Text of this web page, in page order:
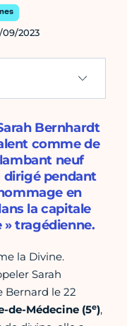
2023
Bernhardt
comme de
neuf
dirigé pendant
en
la capitale
» tragédienne.
la Divine.
Sarah
Bernard le 22
de-Médecine (5e),